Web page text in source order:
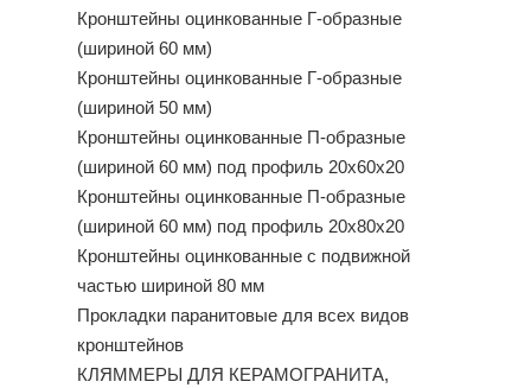
Кронштейны оцинкованные Г-образные
(шириной 60 мм)
Кронштейны оцинкованные Г-образные
(шириной 50 мм)
Кронштейны оцинкованные П-образные
(шириной 60 мм) под профиль 20х60х20
Кронштейны оцинкованные П-образные
(шириной 60 мм) под профиль 20х80х20
Кронштейны оцинкованные с подвижной
частью шириной 80 мм
Прокладки паранитовые для всех видов
кронштейнов
КЛЯММЕРЫ ДЛЯ КЕРАМОГРАНИТА,